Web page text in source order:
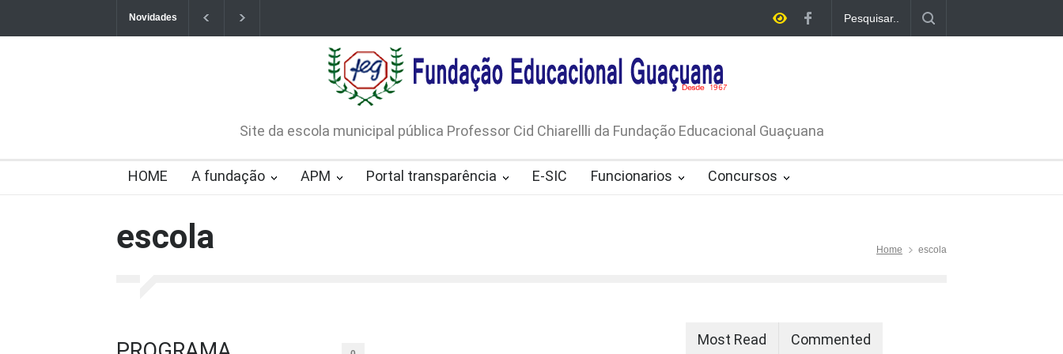
Novidades
CHAMAMENTO PÚBLICO N. 001/2026-EDITAL DE
CREDENCIAMENTO DE RÁDIOS E JORNAIS IMPRESSOS
LICITAÇÃO Nº 53/2026-PROCESSO ADMINISTRATIVO Nº
165/2026
Site da escola municipal pública Professor Cid Chiarellli da Fundação Educacional Guaçuana
HOME A fundação APM Portal transparência E-SIC Funcionarios Concursos
escola Home escola
Most Read Commented